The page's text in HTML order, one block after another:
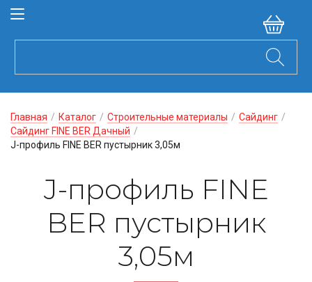
Главная / Каталог / Строительные материалы / Сайдинг /
Сайдинг FINE BER Дачный /
J-профиль FINE BER пустырник 3,05м
J-профиль FINE
BER пустырник
3,05м